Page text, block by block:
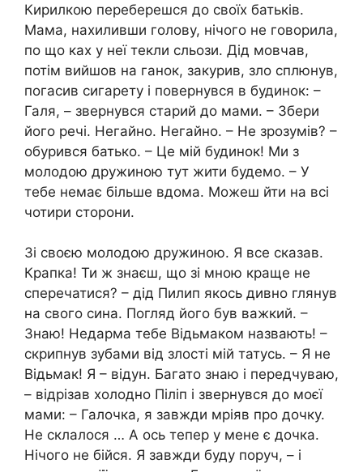
Кирилкою переберешся до своїх батьків.
Мама, нахиливши голову, нічого не говорила,
по що ках у неї текли сльози. Дід мовчав,
потім вийшов на ганок, закурив, зло сплюнув,
погасив сигарету і повернувся в будинок: –
Галя, – звернувся старий до мами. – Збери
його речі. Негайно. Негайно. – Не зрозумів? –
обурився батько. – Це мій будинок! Ми з
молодою дружиною тут жити будемо. – У
тебе немає більше вдома. Можеш йти на всі
чотири сторони.
Зі своєю молодою дружиною. Я все сказав.
Крапка! Ти ж знаєш, що зі мною краще не
сперечатися? – дід Пилип якось дивно глянув
на свого сина. Погляд його був важкий. –
Знаю! Недарма тебе Відьмаком назвають! –
скрипнув зубами від злості мій татусь. – Я не
Відьмак! Я – відун. Багато знаю і передчуваю,
– відрізав холодно Піліп і звернувся до моєї
мами: – Галочка, я завжди мріяв про дочку.
Не склалося … А ось тепер у мене є дочка.
Нічого не бійся. Я завжди буду поруч, – і